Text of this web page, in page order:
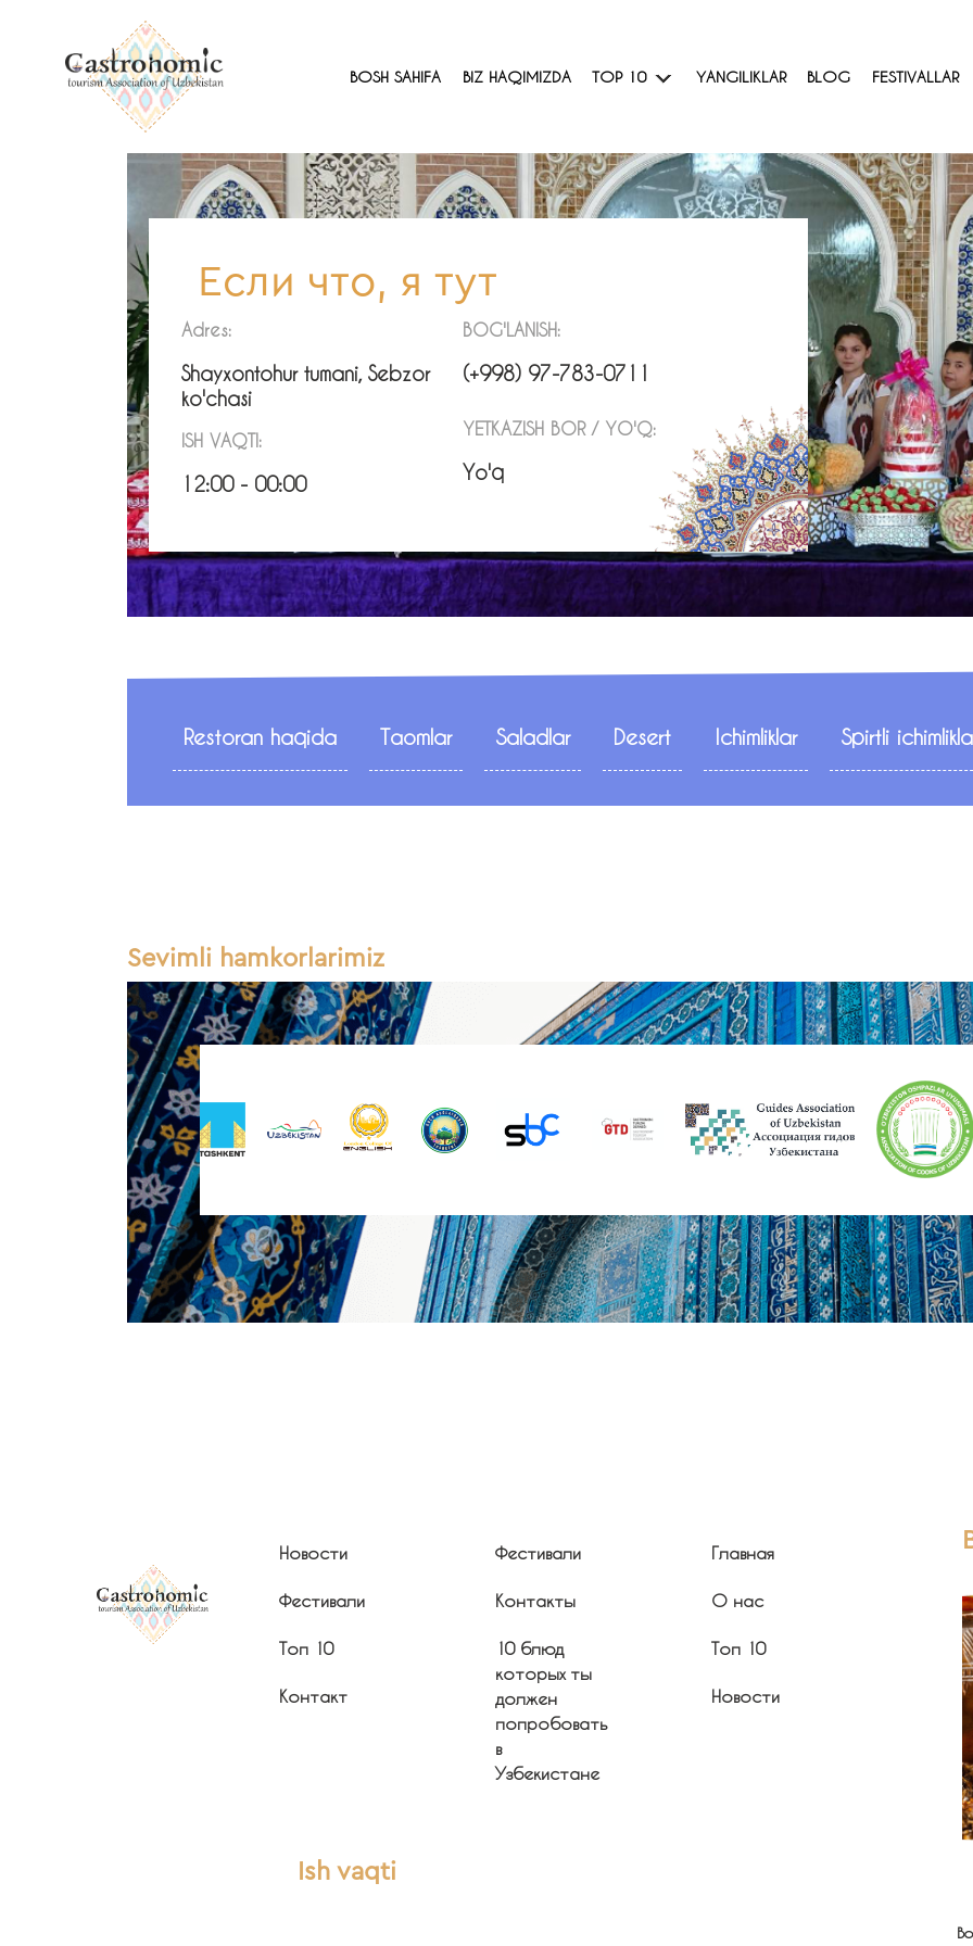
BOSH SAHIFA BIZ HAQIMIZDA TOP 10 YANGILIKLAR BLOG FESTIVALLAR
Если что, я тут
Adres:
Shayxontohur tumani, Sebzor
ko'chasi
ISH VAQTI:
12:00 - 00:00
BOG'LANISH:
(+998) 97-783-0711
YETKAZISH BOR / YO'Q:
Yo'q
Restoran haqida Taomlar Saladlar Desert Ichimliklar Spirtli
Sevimli hamkorlarimiz
Новости
Фестивали
Топ 10
Контакт
Фестивали
Контакты
10 блюд
которых ты
должен
попробовать
в
Узбекистане
Главная
О нас
Топ 10
Новости
Ish vaqti